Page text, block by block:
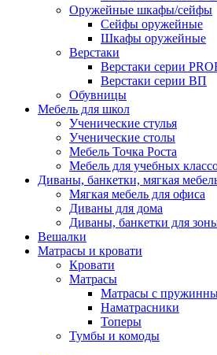
Оружейные шкафы/сейфы
Сейфы оружейные
Шкафы оружейные
Верстаки
Верстаки серии
Верстаки серии ВП
Обувницы
Мебель для школ
Ученические стулья
Ученические столы
Мебель Точка Роста
Мебель для учебных
Диваны, банкетки, мягкая
Мягкая мебель для офиса
Диваны для дома
Диваны, банкетки для
Вешалки
Матрасы и кровати
Кровати
Матрасы
Матрасы с
Наматрасники
Топеры
Тумбы и комоды